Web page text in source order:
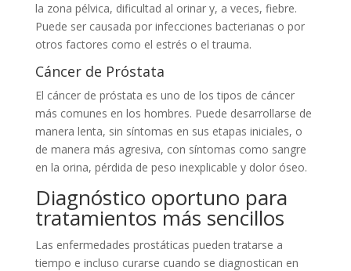
la zona pélvica, dificultad al orinar y, a veces, fiebre.
Puede ser causada por infecciones bacterianas o por
otros factores como el estrés o el trauma.
Cáncer de Próstata
El cáncer de próstata es uno de los tipos de cáncer
más comunes en los hombres. Puede desarrollarse de
manera lenta, sin síntomas en sus etapas iniciales, o
de manera más agresiva, con síntomas como sangre
en la orina, pérdida de peso inexplicable y dolor óseo.
Diagnóstico oportuno para
tratamientos más sencillos
Las enfermedades prostáticas pueden tratarse a
tiempo e incluso curarse cuando se diagnostican en